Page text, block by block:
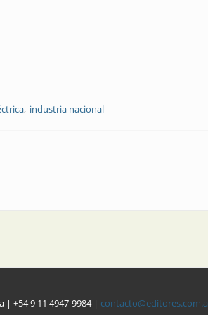
industria nacional
| +54 9 11 4947-9984 |